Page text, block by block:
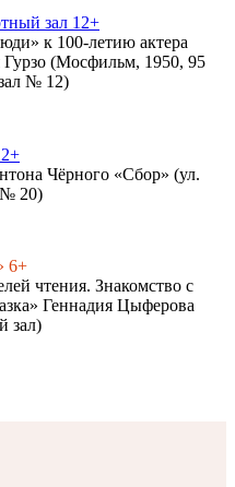
зал 12+
к 100-летию актера
Гурзо (Мосфильм, 1950, 95
№ 12)
Чёрного «Сбор» (ул.
№ 20)
6+
чтения. Знакомство с
Геннадия Цыферова
зал)